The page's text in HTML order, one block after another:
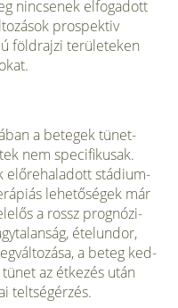
nincsenek elfogadott
prospektiv
földrajzi területeken
a betegek tünet­
nem specifikusak.
előrehaladott stádium­
lehetőségek már
a rossz prognózi­
ételundor,
a beteg ked­
az étkezés után
teltségérzés.